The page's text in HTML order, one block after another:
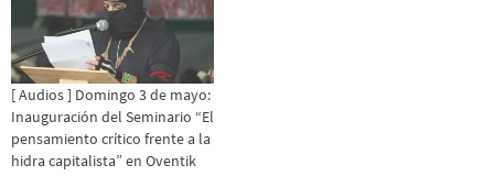
[ Audios ] Domingo 3 de mayo:
Inauguración del Seminario “El
pensamiento crítico frente a la
hidra capitalista” en Oventik